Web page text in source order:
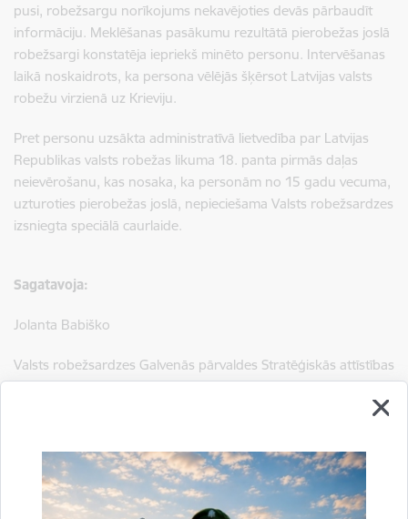
pusi, robežsargu norīkojums nekavējoties devās pārbaudīt
informāciju. Meklēšanas pasākumu rezultātā pierobežas joslā
robežsargi konstatēja iepriekš minēto personu. Intervēšanas
laikā noskaidrots, ka persona vēlējās šķērsot Latvijas valsts
robežu virzienā uz Krieviju.
Pret personu uzsākta administratīvā lietvedība par Latvijas
Republikas valsts robežas likuma 18. panta pirmās daļas
neievērošanu, kas nosaka, ka personām no 15 gadu vecuma,
uzturoties pierobežas joslā, nepieciešama Valsts robežsardzes
izsniegta speciālā caurlaide.
Sagatavoja:
Jolanta Babiško
Valsts robežsardzes Galvenās pārvaldes Stratēģiskās attīstības
un sabiedrisko attiecību nodaļas vecākā speciāliste
e-pasts:jolanta.babisko@rs.gov.lv